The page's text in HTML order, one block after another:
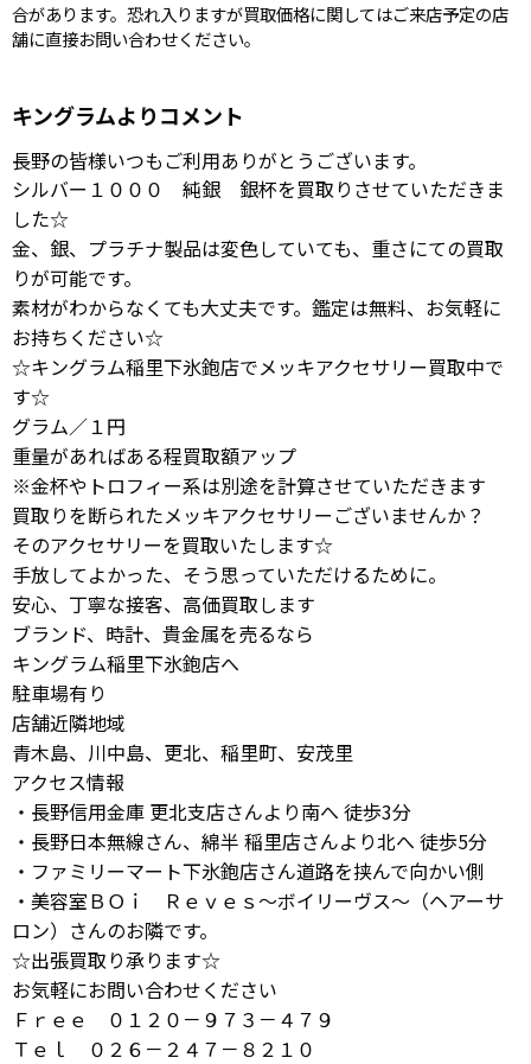
合があります。恐れ入りますが買取価格に関してはご来店予定の店
舗に直接お問い合わせください。
キングラムよりコメント
長野の皆様いつもご利用ありがとうございます。
シルバー１０００ 純銀 銀杯を買取りさせていただきま
した☆
金、銀、プラチナ製品は変色していても、重さにての買取
りが可能です。
素材がわからなくても大丈夫です。鑑定は無料、お気軽に
お持ちください☆
☆キングラム稲里下氷鉋店でメッキアクセサリー買取中で
す☆
グラム／１円
重量があればある程買取額アップ
※金杯やトロフィー系は別途を計算させていただきます
買取りを断られたメッキアクセサリーございませんか？
そのアクセサリーを買取いたします☆
手放してよかった、そう思っていただけるために。
安心、丁寧な接客、高価買取します
ブランド、時計、貴金属を売るなら
キングラム稲里下氷鉋店へ
駐車場有り
店舗近隣地域
青木島、川中島、更北、稲里町、安茂里
アクセス情報
・長野信用金庫 更北支店さんより南へ 徒歩3分
・長野日本無線さん、綿半 稲里店さんより北へ 徒歩5分
・ファミリーマート下氷鉋店さん道路を挟んで向かい側
・美容室ＢＯｉ Ｒｅｖｅｓ～ボイリーヴス～（ヘアーサ
ロン）さんのお隣です。
☆出張買取り承ります☆
お気軽にお問い合わせください
Ｆｒｅｅ ０１２０－９７３－４７９
Ｔｅｌ ０２６－２４７－８２１０